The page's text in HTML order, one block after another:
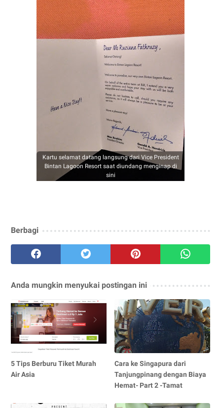
Kartu selamat datang langsung dari Vice President
Bintan Lagoon Resort saat diundang menginap di
sini
Berbagi
Anda mungkin menyukai postingan ini
5 Tips Berburu Tiket Murah
Air Asia
Cara ke Singapura dari
Tanjungpinang dengan Biaya
Hemat- Part 2 -Tamat